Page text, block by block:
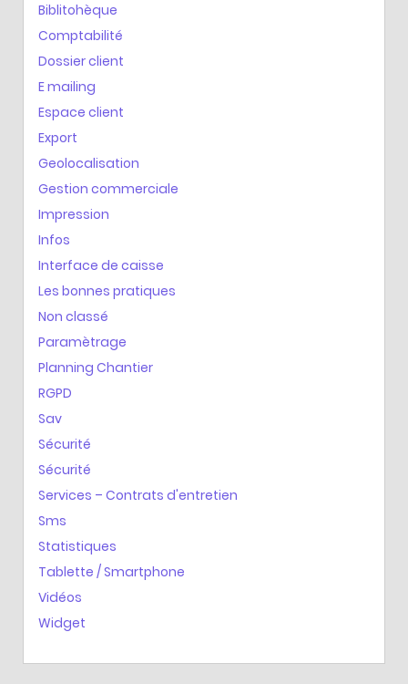
Biblitohèque
Comptabilité
Dossier client
E mailing
Espace client
Export
Geolocalisation
Gestion commerciale
Impression
Infos
Interface de caisse
Les bonnes pratiques
Non classé
Paramètrage
Planning Chantier
RGPD
Sav
Sécurité
Sécurité
Services – Contrats d'entretien
Sms
Statistiques
Tablette / Smartphone
Vidéos
Widget